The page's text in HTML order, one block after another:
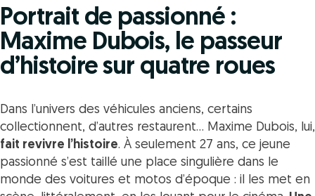
Portrait de passionné :
Maxime Dubois, le passeur
d’histoire sur quatre roues
Dans l’univers des véhicules anciens, certains
collectionnent, d’autres restaurent… Maxime Dubois, lui,
fait revivre l’histoire. À seulement 27 ans, ce jeune
passionné s’est taillé une place singulière dans le
monde des voitures et motos d’époque : il les met en